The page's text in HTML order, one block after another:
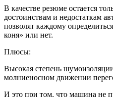
В качестве резюме остается
достоинствам и недостаткам
позволят каждому
коня» или нет.
Плюсы:
Высокая степень
молниеносном движении
И это при том, что машина не